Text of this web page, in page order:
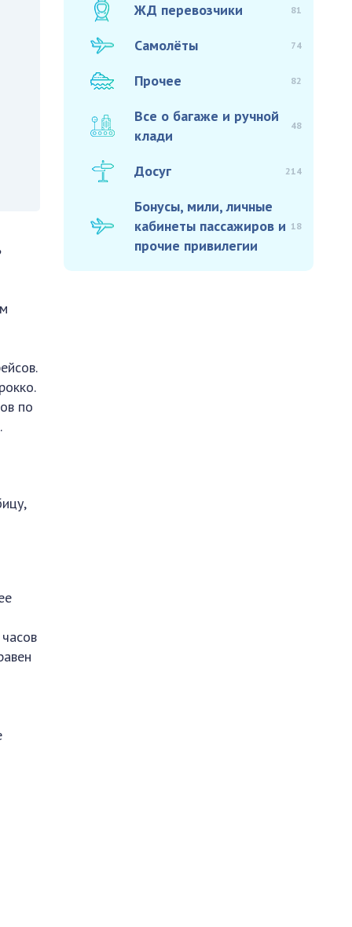
по
ЖД перевозчики 81
Самолёты 74
Прочее 82
Все о багаже и ручной
клади
48
Досуг 214
Бонусы, мили, личные
кабинеты пассажиров и
прочие привилегии
18